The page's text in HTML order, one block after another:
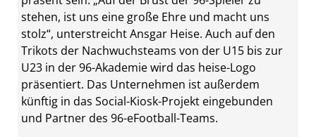
stehen, ist uns eine große Ehre und macht uns
stolz“, unterstreicht Ansgar Heise. Auch auf den
Trikots der Nachwuchsteams von der U15 bis zur
U23 in der 96-Akademie wird das heise-Logo
präsentiert. Das Unternehmen ist außerdem
künftig in das Social-Kiosk-Projekt eingebunden
und Partner des 96-eFootball-Teams.